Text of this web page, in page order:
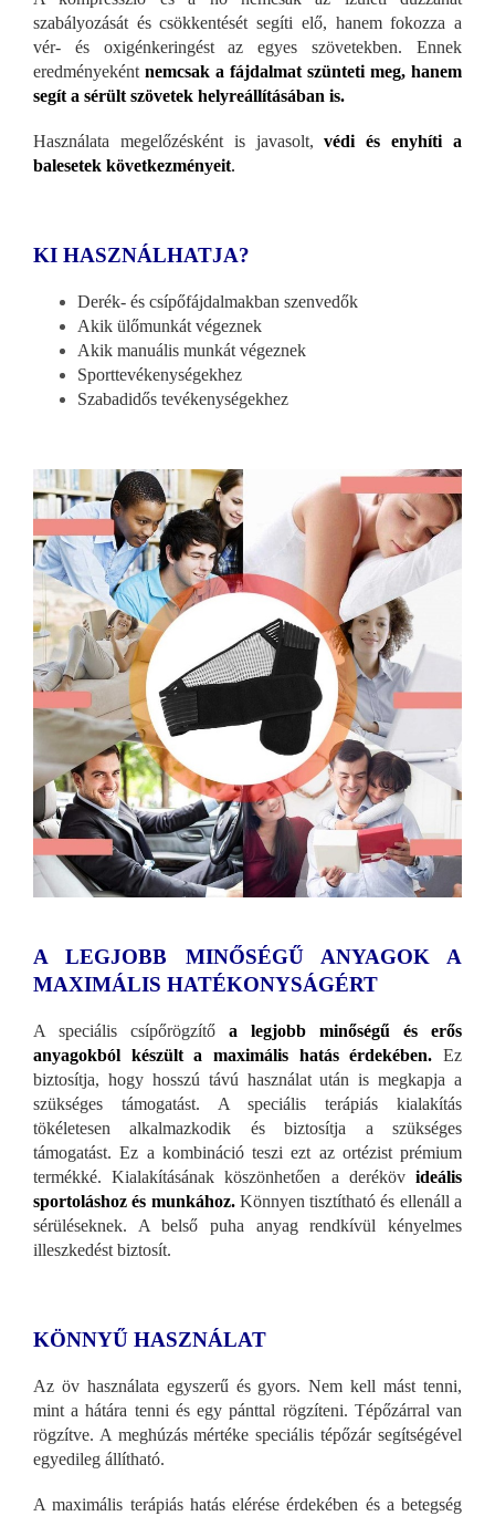
szabályozását és csökkentését segíti elő, hanem fokozza a
vér- és oxigénkeringést az egyes szövetekben. Ennek
eredményeként nemcsak a fájdalmat szünteti meg, hanem
segít a sérült szövetek helyreállításában is.
Használata megelőzésként is javasolt,
védi és enyhíti a
balesetek következményeit.
KI HASZNÁLHATJA?
Derék- és csípőfájdalmakban szenvedők
Akik ülőmunkát végeznek
Akik manuális munkát végeznek
Sporttevékenységekhez
Szabadidős tevékenységekhez
A LEGJOBB MINŐSÉGŰ ANYAGOK A
MAXIMÁLIS HATÉKONYSÁGÉRT
A speciális csípőrögzítő
a legjobb minőségű és erős
anyagokból készült a maximális hatás érdekében. Ez
biztosítja, hogy hosszú távú használat után is megkapja a
szükséges támogatást. A speciális terápiás kialakítás
tökéletesen alkalmazkodik és biztosítja a szükséges
támogatást. Ez a kombináció teszi ezt az ortézist prémium
termékké. Kialakításának köszönhetően a deréköv ideális
sportoláshoz és munkához.Könnyen tisztítható és ellenáll a
sérüléseknek. A belső puha anyag rendkívül kényelmes
illeszkedést biztosít.
KÖNNYŰ HASZNÁLAT
Az öv használata egyszerű és gyors. Nem kell mást tenni,
mint a hátára tenni és egy pánttal rögzíteni. Tépőzárral van
rögzítve. A meghúzás mértéke speciális tépőzár segítségével
egyedileg állítható.
A maximális terápiás hatás elérése érdekében és a betegség